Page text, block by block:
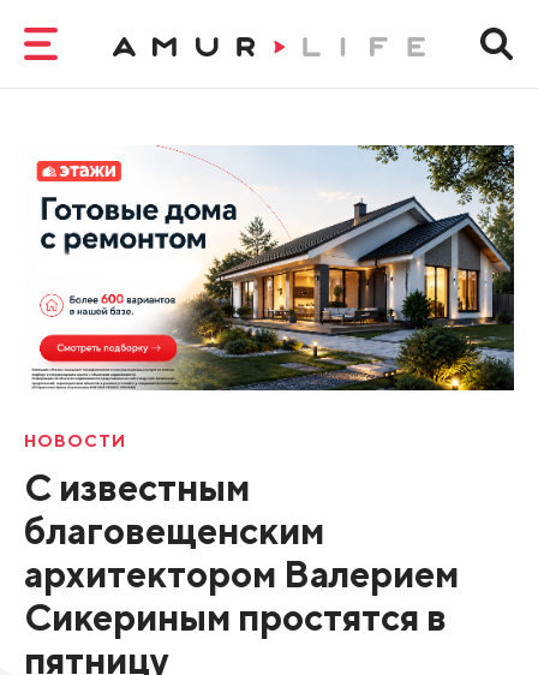
НОВОСТИ
С известным
благовещенским
архитектором Валерием
Сикериным простятся в
пятницу